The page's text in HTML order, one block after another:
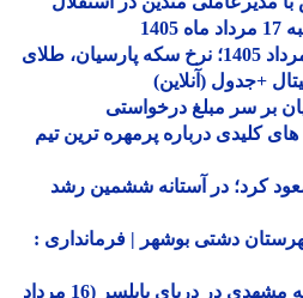
قیمت طلا و دلار امروز 16 مرداد 1405؛ نرخ سکه پارسیان، طلای
سر مبلغ درخواستی
درباره پرمهره ترین تیم
دلار صعود کرد؛ در آستانه ششمین رشد
دشتی بوشهر | فرمانداری :
غرق شدن کودک هشت ساله مشهدی در دریای بابلسر (16 مرداد